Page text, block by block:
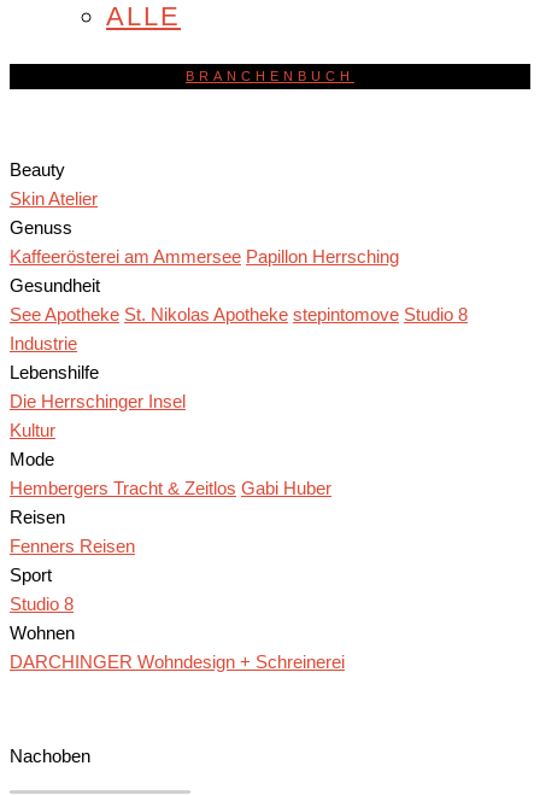
ALLE
BRANCHENBUCH
Beauty
Skin Atelier
Genuss
Kaffeerösterei am Ammersee Papillon Herrsching
Gesundheit
See Apotheke St. Nikolas Apotheke stepintomove Studio 8
Industrie
Lebenshilfe
Die Herrschinger Insel
Kultur
Mode
Hembergers Tracht & Zeitlos Gabi Huber
Reisen
Fenners Reisen
Sport
Studio 8
Wohnen
DARCHINGER Wohndesign + Schreinerei
Nachoben